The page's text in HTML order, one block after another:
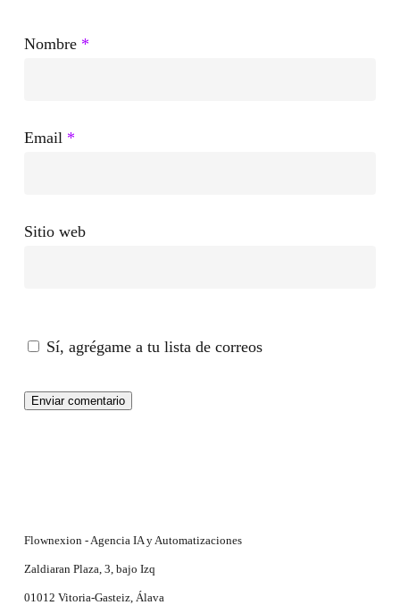
Nombre *
Email *
Sitio web
Sí, agrégame a tu lista de correos
Flownexion - Agencia IA y Automatizaciones
Zaldiaran Plaza, 3, bajo Izq
01012 Vitoria-Gasteiz, Álava